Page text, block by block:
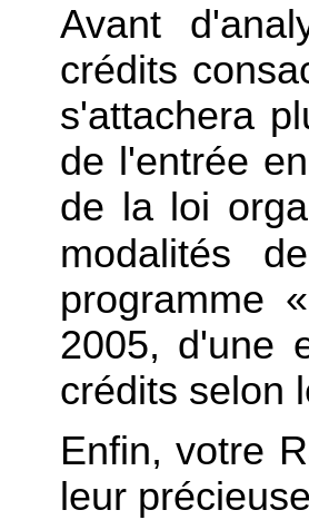
Avant
crédits
s'attachera
de l'entrée
de la loi
modalités
programme
2005, d'une
crédits selon
Enfin, votre
leur